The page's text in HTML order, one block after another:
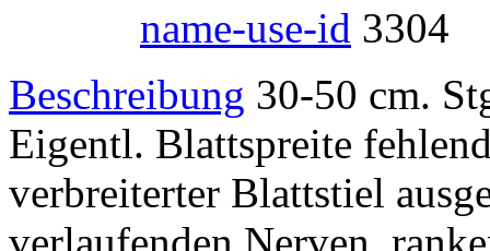
name-use-id 3304
Beschreibung 30-50 cm.
Eigentl. Blattspreite
verbreiterter Blattstiel